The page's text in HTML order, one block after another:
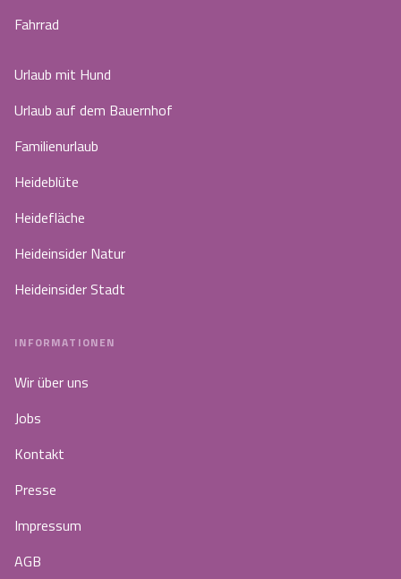
Fahrrad
Urlaub mit Hund
Urlaub auf dem Bauernhof
Familienurlaub
Heideblüte
Heidefläche
Heideinsider Natur
Heideinsider Stadt
INFORMATIONEN
Wir über uns
Jobs
Kontakt
Presse
Impressum
AGB